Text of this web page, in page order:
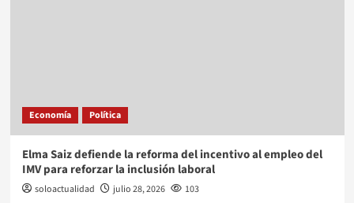
Economía Política
Elma Saiz defiende la reforma del incentivo al empleo del
IMV para reforzar la inclusión laboral
soloactualidad julio 28, 2026 103